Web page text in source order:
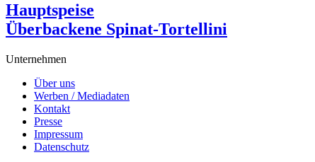
Hauptspeise
Überbackene Spinat-Tortellini
Unternehmen
Über uns
Werben / Mediadaten
Kontakt
Presse
Impressum
Datenschutz